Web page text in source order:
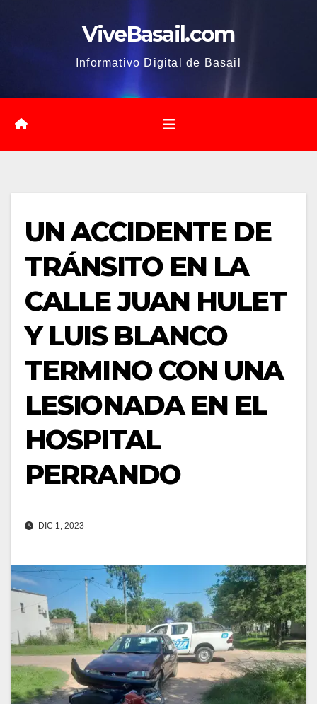
ViveBasail.com
Informativo Digital de Basail
UN ACCIDENTE DE
TRÁNSITO EN LA
CALLE JUAN HULET
Y LUIS BLANCO
TERMINO CON UNA
LESIONADA EN EL
HOSPITAL
PERRANDO
DIC 1, 2023